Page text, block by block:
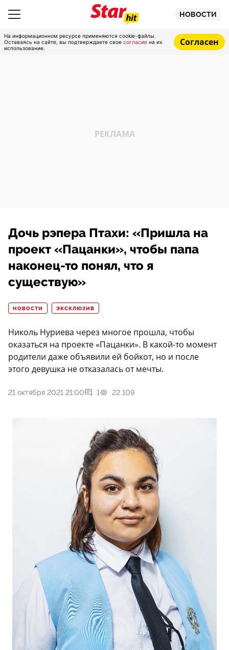
НОВОСТИ
На информационном ресурсе применяются cookie-файлы.
Оставаясь на сайте, вы подтверждаете свое согласие на их
использование.
Согласен
Дочь рэпера Птахи: «Пришла на
проект «Пацанки», чтобы папа
наконец-то понял, что я
существую»
НОВОСТИ ЭКСКЛЮЗИВ
Николь Нуриева через многое прошла, чтобы
оказаться на проекте «Пацанки». В какой-то момент
родители даже объявили ей бойкот, но и после
этого девушка не отказалась от мечты.
21 октября 2021 21:00 1 22 109